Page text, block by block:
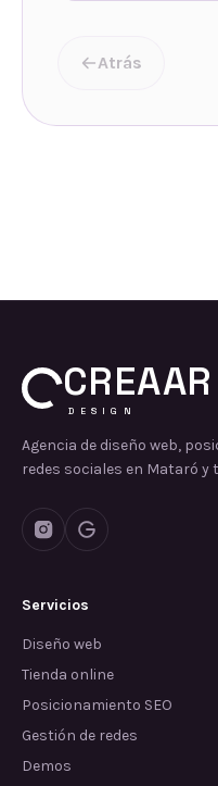
Atrás
CREAAR
DESIGN
Agencia de diseño web,
redes sociales en Mataró y
Servicios
Diseño web
Tienda online
Posicionamiento SEO
Gestión de redes
Demos